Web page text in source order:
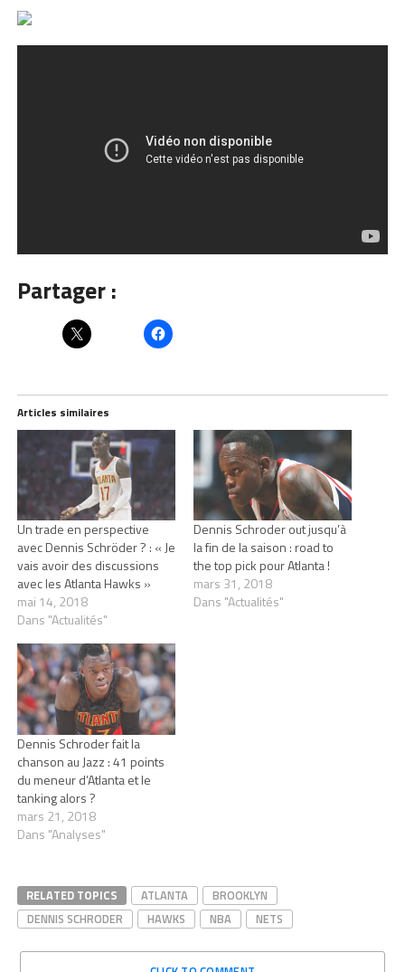
Partager :
Articles similaires
Un trade en perspective
avec Dennis Schröder ? : « Je
vais avoir des discussions
avec les Atlanta Hawks »
mai 14, 2018
Dans "Actualités"
Dennis Schroder out jusqu’à
la fin de la saison : road to
the top pick pour Atlanta !
mars 31, 2018
Dans "Actualités"
Dennis Schroder fait la
chanson au Jazz : 41 points
du meneur d’Atlanta et le
tanking alors ?
mars 21, 2018
Dans "Analyses"
RELATED TOPICS ATLANTA
BROOKLYN
DENNIS SCHRODER
HAWKS NBA NETS